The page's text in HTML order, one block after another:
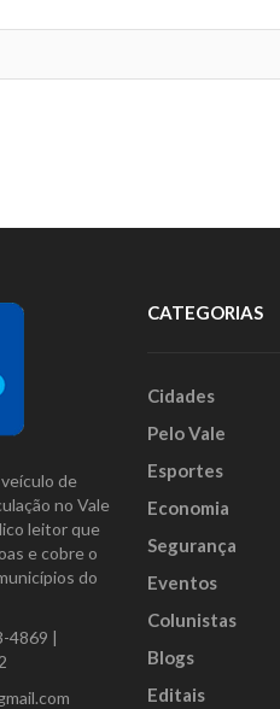
de
no Vale
leitor que
e cobre o
do
4869 |
CATEGORIAS
Cidades
Pelo Vale
Esportes
Economia
Segurança
Eventos
Colunistas
Blogs
Editais